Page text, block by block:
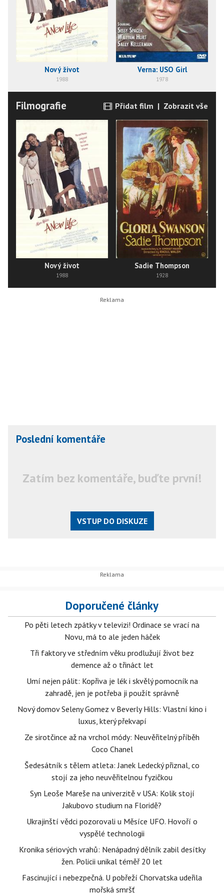
Nový život
1988
Verna: USO Girl
1978
Filmografie Přidat film | Zobrazit vše
Nový život
1988
Sadie Thompson
1928
Poslední komentáře
Zatím bez komentáře, buďte první!
VSTUP DO DISKUZE
Doporučené články
Po pěti letech zpátky v televizi! Ordinace se vrací na
Novu, má to ale jeden háček
Tři faktory ve středním věku prodlužují život bez
demence až o třináct let
Umí nejen pálit: Kopřiva je lék i skvělý pomocník na
zahradě, jen je potřeba ji použít správně
Nový domov Seleny Gomez v Beverly Hills: Vlastní kino i
luxus, který překvapí
Ze sirotčince až na vrchol módy: Neuvěřitelný příběh
Coco Chanel
Šedesátník s tělem atleta: Janek Ledecký přiznal, co
stojí za jeho neuvěřitelnou fyzičkou
Syn Leoše Mareše na univerzitě v USA: Kolik stojí
Jakubovo studium na Floridě?
Ukrajinští vědci pozorovali u Měsíce UFO. Hovoří o
vyspělé technologii
Kronika sériových vrahů: Nenápadný dělník zabil desítky
žen. Policii unikal téměř 20 let
Fascinující i nebezpečná. U pobřeží Chorvatska udeřila
mořská smršť